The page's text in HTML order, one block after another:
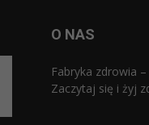
O NAS
Fabryka zdrowia
Zaczytaj się i żyj